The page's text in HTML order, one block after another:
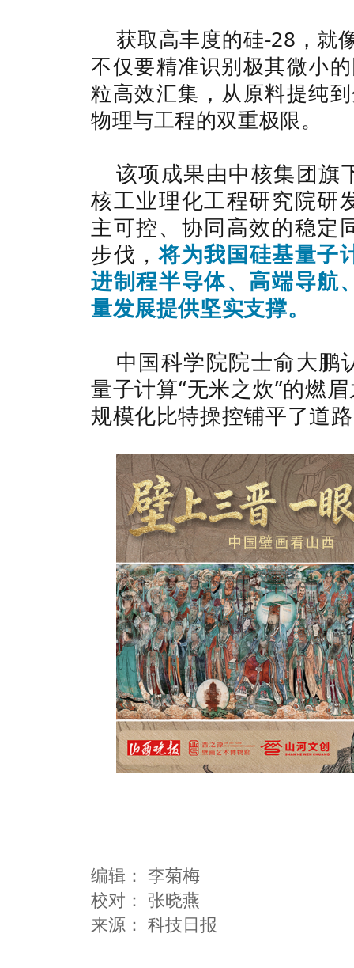
获取高丰度的硅-28，就
不仅要精准识别极其微小
粒高效汇集，从原料提纯
物理与工程的双重极限。
该项成果由中核集团旗
核工业理化工程研究院研
主可控、协同高效的稳定
步伐，将为我国硅基量子
进制程半导体、高端导航
量发展提供坚实支撑。
中国科学院院士俞大鹏
量子计算“无米之炊”的燃
规模化比特操控铺平了道
编辑： 李菊梅
校对： 张晓燕